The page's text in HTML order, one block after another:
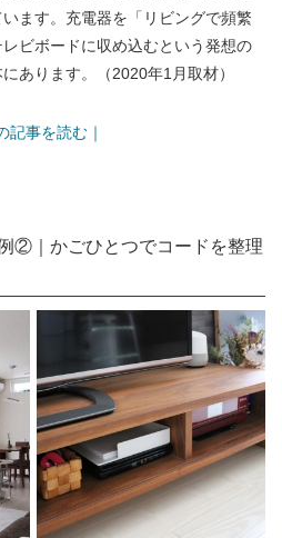
ます。充電器を「リビングで頻繁
ビボードに収め込むという発想の
あります。（2020年1月取材）
記事を読む｜
②｜かごひとつでコードを整理